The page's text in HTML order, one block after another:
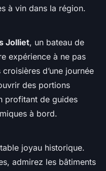
à vin dans la région.
Jolliet, un bateau de
expérience à ne pas
d’une journée
des portions
profitant de guides
à bord.
joyau historique.
admirez les bâtiments